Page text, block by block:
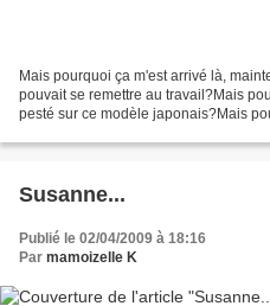
Mais pourquoi ça m'est arrivé là,
pouvait se remettre au travail?Mais
pesté sur ce modèle japonais?Mais
Susanne...
Publié le 02/04/2009 à 18:16
Par mamoizelle K